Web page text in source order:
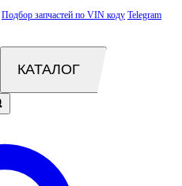
Подбор запчастей по VIN коду Telegram
КАТАЛОГ